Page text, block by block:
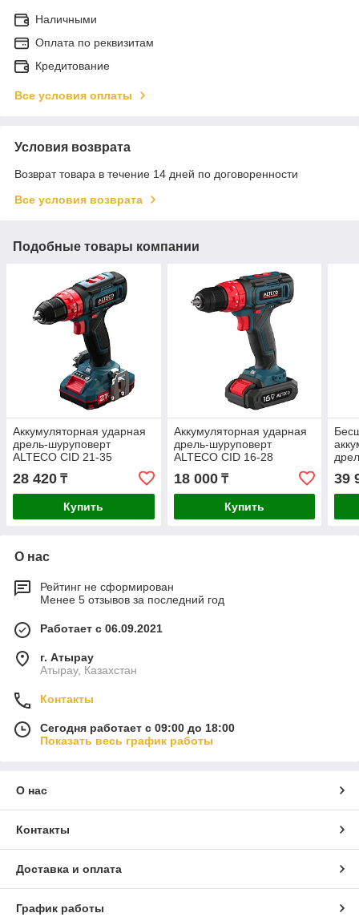
Наличными
Оплата по реквизитам
Кредитование
Все условия оплаты
Условия возврата
Возврат товара в течение 14 дней по договоренности
Все условия возврата
Подобные товары компании
Аккумуляторная ударная
дрель-шуруповерт
ALTECO CID 21-35
28 420 ₸
Купить
Аккумуляторная ударная
дрель-шуруповерт
ALTECO CID 16-28
18 000₸
Купить
39
О нас
Рейтинг не сформирован
Менее 5 отзывов за последний год
Работает с 06.09.2021
г. Атырау
Атырау, Казахстан
Контакты
Сегодня работает с 09:00 до 18:00
Показать весь график работы
О нас
Контакты
Доставка и оплата
График работы